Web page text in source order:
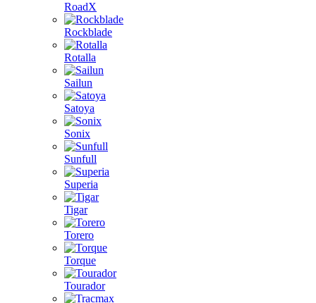
RoadX
Rockblade
Rotalla
Sailun
Satoya
Sonix
Sunfull
Superia
Tigar
Torero
Torque
Tourador